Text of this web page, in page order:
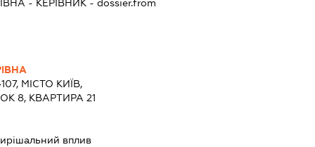
- КЕРІВНИК - dossier.from
МІСТО КИЇВ,
8, КВАРТИРА 21
вплив